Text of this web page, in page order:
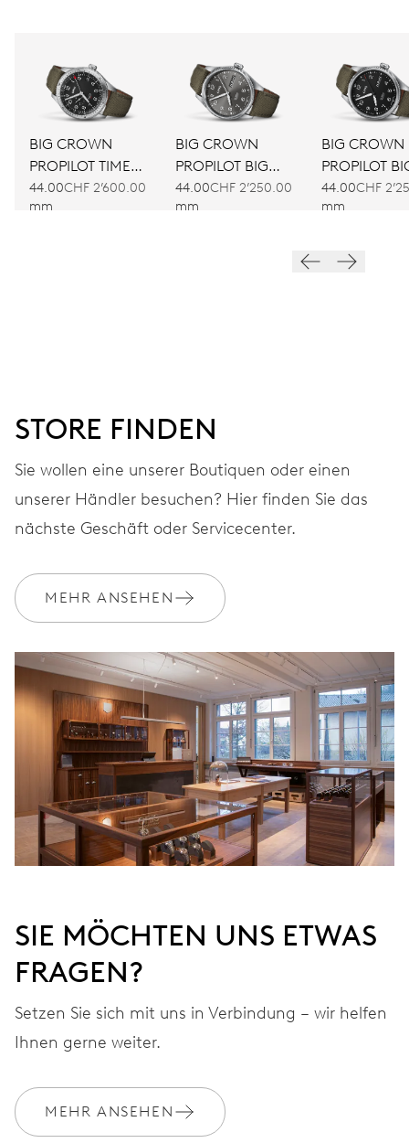
BIG CROWN
PROPILOT TIMER
GMT
44.00
mm
CHF 2’600.00
BIG CROWN
PROPILOT BIG
DAY DATE
44.00
mm
CHF 2’250.00
BIG CROWN
PROPILOT
DAY DATE
44.00
mm
CHF
STORE FINDEN
Sie wollen eine unserer Boutiquen oder einen
unserer Händler besuchen? Hier finden Sie das
nächste Geschäft oder Servicecenter.
MEHR ANSEHEN
SIE MÖCHTEN UNS ETWAS
FRAGEN?
Setzen Sie sich mit uns in Verbindung – wir helfen
Ihnen gerne weiter.
MEHR ANSEHEN